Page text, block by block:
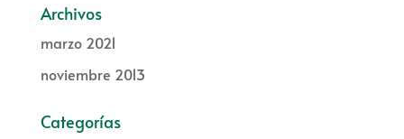
Archivos
marzo 2021
noviembre 2013
Categorías